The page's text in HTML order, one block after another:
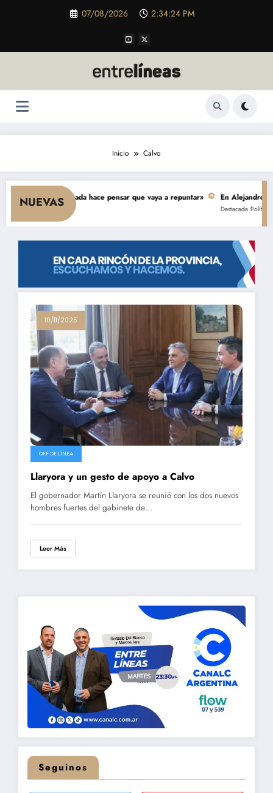
07/08/2026 2:34:24 PM
Inicio Calvo
NUEVAS
el consumo y nada hace pensar que vaya a repuntar» En Alejandro, una
Destacada Política
10/11/2025
OFF DE LÍNEA
Llaryora y un gesto de apoyo a Calvo
El gobernador Martín Llaryora se reunió con los dos nuevos
hombres fuertes del gabinete de…
Leer Más
Seguinos